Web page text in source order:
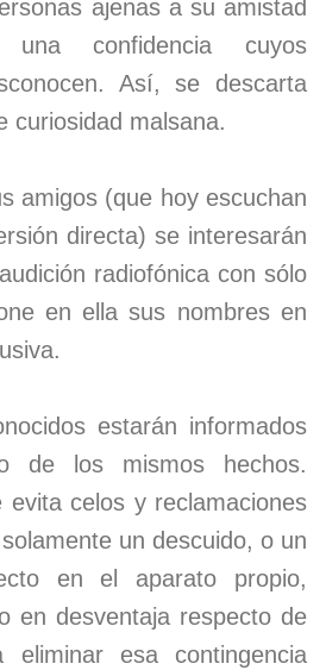
ajenas a su amistad
una confidencia cuyos
Así, se descarta
curiosidad malsana.
amigos (que hoy escuchan
directa) se interesarán
radiofónica con sólo
en ella sus nombres en
estarán informados
de los mismos hechos.
evita celos y reclamaciones
un descuido, o un
en el aparato propio,
en desventaja respecto de
eliminar esa contingencia